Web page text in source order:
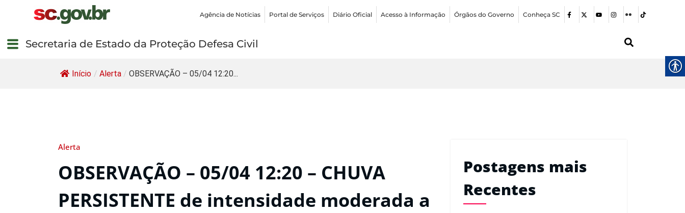
Agência de Notícias Portal de Serviços Diário Oficial Acesso à Informação Órgãos do Governo Conheça SC
Secretaria de Estado da Proteção Defesa Civil
Início / Alerta / OBSERVAÇÃO – 05/04 12:20...
Alerta
OBSERVAÇÃO – 05/04 12:20 – CHUVA
PERSISTENTE de intensidade moderada a
Postagens mais
Recentes